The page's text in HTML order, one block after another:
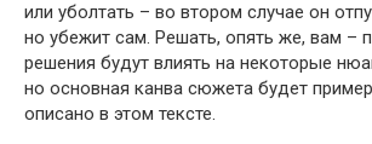
или уболтать – во втором случае он
но убежит сам. Решать, опять же, вам –
решения будут влиять на некоторые
но основная канва сюжета будет
описано в этом тексте.